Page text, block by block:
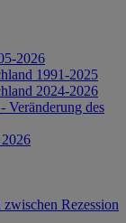
2026
1991-2025
2024-2026
Veränderung des
Rezession